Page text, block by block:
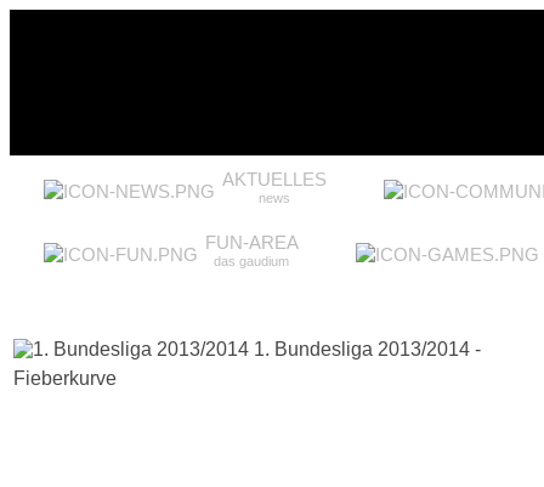
AKTUELLES
news
FUN-AREA
das gaudium
1. Bundesliga 2013/2014 -
Fieberkurve